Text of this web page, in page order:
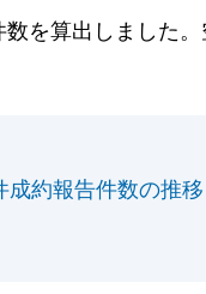
を算出しました
約報告件数の推移